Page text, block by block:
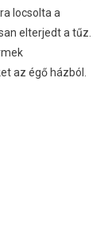
locsolta a
elterjedt a tűz.
az égő házból.